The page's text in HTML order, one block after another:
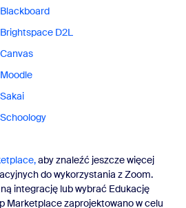
D2L
aby znaleźć jeszcze więcej
do wykorzystania z Zoom.
integrację lub wybrać Edukację
Marketplace zaprojektowano w celu